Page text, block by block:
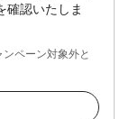
確認いたしま
ペーン対象外と